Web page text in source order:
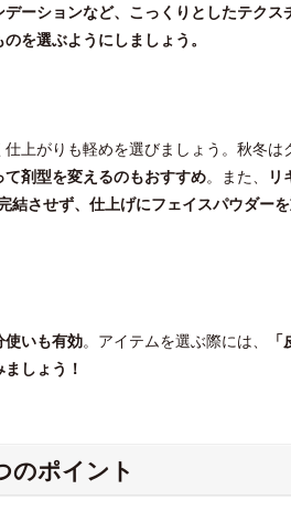
ーションなど、こっくりとしたテクス
を選ぶようにしましょう。
上がりも軽めを選びましょう。秋冬は
て剤型を変えるのもおすすめ。また、
リ
結させず、仕上げにフェイスパウダー
使いも有効。アイテムを選ぶ際には、
しょう！
のポイント